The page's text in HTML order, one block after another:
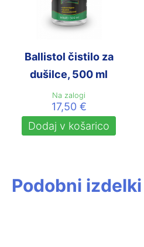
Ballistol čistilo za
dušilce, 500 ml
Na zalogi
17,50 €
Dodaj v košarico
Podobni izdelki